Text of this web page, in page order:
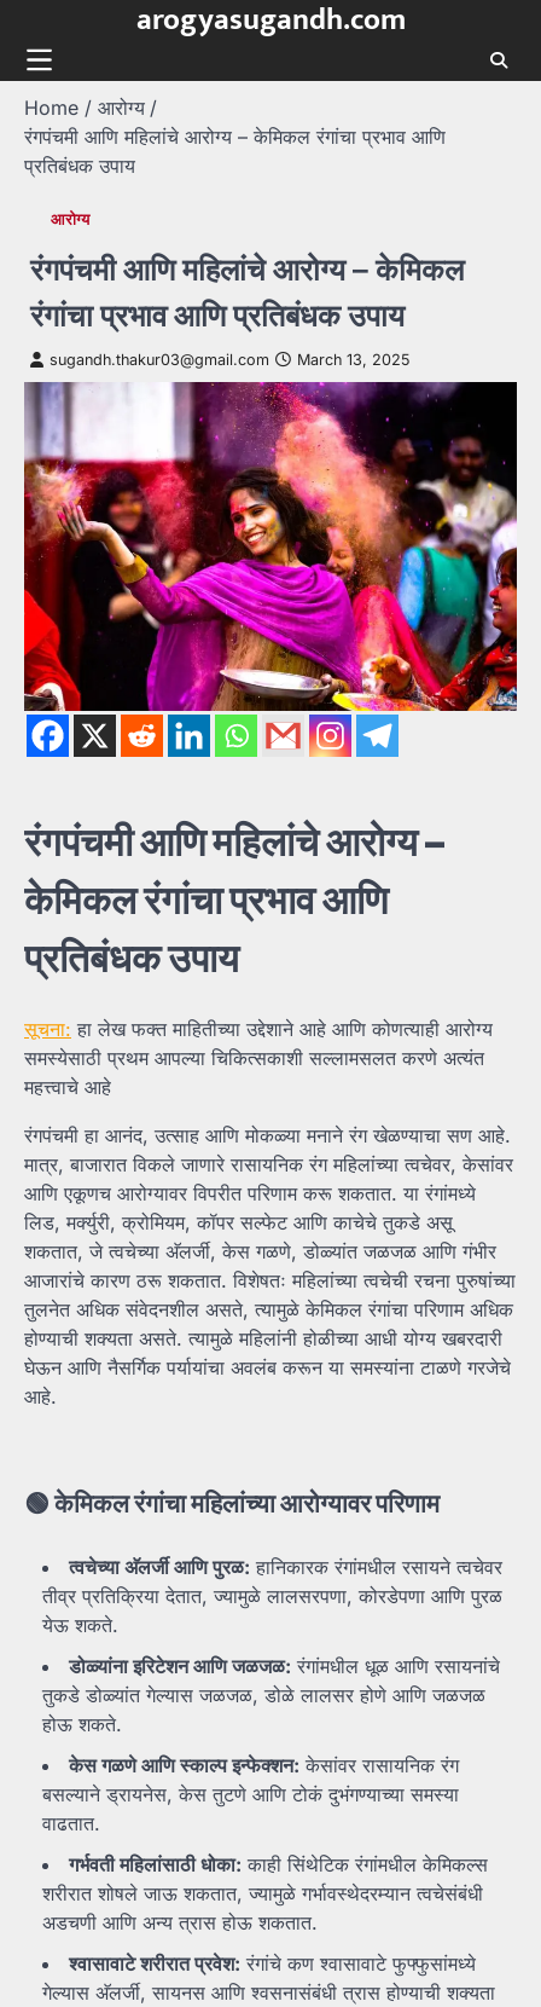
content
arogyasugandh.com
Home
आरोग्य
रंगपंचमी आणि महिलांचे आरोग्य – केमिकल रंगांचा प्रभाव आणि
प्रतिबंधक उपाय
आरोग्य
रंगपंचमी आणि महिलांचे आरोग्य – केमिकल
रंगांचा प्रभाव आणि प्रतिबंधक उपाय
sugandh.thakur03@gmail.com March 13, 2025
रंगपंचमीआणिमहिलांचेआरोग्य –
केमिकलरंगांचाप्रभावआणि
प्रतिबंधकउपाय
सूचना: हा लेख फक्त माहितीच्या उद्देशाने आहे आणि कोणत्याही आरोग्य
समस्येसाठी प्रथम आपल्या चिकित्सकाशी सल्लामसलत करणे अत्यंत
महत्त्वाचे आहे
रंगपंचमी हा आनंद, उत्साह आणि मोकळ्या मनाने रंग खेळण्याचा सण आहे.
मात्र, बाजारात विकले जाणारे रासायनिक रंग महिलांच्या त्वचेवर, केसांवर
आणि एकूणच आरोग्यावर विपरीत परिणाम करू शकतात. या रंगांमध्ये
लिड, मर्क्युरी, क्रोमियम, कॉपर सल्फेट आणि काचेचे तुकडे असू
शकतात, जे त्वचेच्या अ‍ॅलर्जी, केस गळणे, डोळ्यांत जळजळ आणि गंभीर
आजारांचे कारण ठरू शकतात. विशेषतः महिलांच्या त्वचेची रचना पुरुषांच्या
तुलनेत अधिक संवेदनशील असते, त्यामुळे केमिकल रंगांचा परिणाम अधिक
होण्याची शक्यता असते. त्यामुळे महिलांनी होळीच्या आधी योग्य खबरदारी
घेऊन आणि नैसर्गिक पर्यायांचा अवलंब करून या समस्यांना टाळणे गरजेचे
आहे.
🟢केमिकलरंगांचामहिलांच्याआरोग्यावरपरिणाम
त्वचेच्याअ‍ॅलर्जीआणिपुरळ: हानिकारक रंगांमधील रसायने त्वचेवर
तीव्र प्रतिक्रिया देतात, ज्यामुळे लालसरपणा, कोरडेपणा आणि पुरळ
येऊ शकते.
डोळ्यांनाइरिटेशनआणिजळजळ: रंगांमधील धूळ आणि रसायनांचे
तुकडे डोळ्यांत गेल्यास जळजळ, डोळे लालसर होणे आणि जळजळ
होऊ शकते.
केसगळणेआणिस्काल्पइन्फेक्शन: केसांवर रासायनिक रंग
बसल्याने ड्रायनेस, केस तुटणे आणि टोकं दुभंगण्याच्या समस्या
वाढतात.
गर्भवतीमहिलांसाठीधोका: काही सिंथेटिक रंगांमधील केमिकल्स
शरीरात शोषले जाऊ शकतात, ज्यामुळे गर्भावस्थेदरम्यान त्वचेसंबंधी
अडचणी आणि अन्य त्रास होऊ शकतात.
श्वासावाटेशरीरातप्रवेश: रंगांचे कण श्वासावाटे फुफ्फुसांमध्ये
गेल्यास अ‍ॅलर्जी, सायनस आणि श्वसनासंबंधी त्रास होण्याची शक्यता